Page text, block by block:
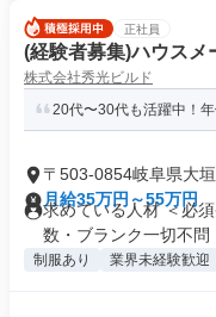
正社員
(経験者募集)ハウス
株式会社秀光ビルド
20代〜30代も活躍中！
〒503-0854岐阜県大
月給35万円～55万円
求めている人材 ＜必
数・ブランク一切不問
制服あり 業界未経験歓迎